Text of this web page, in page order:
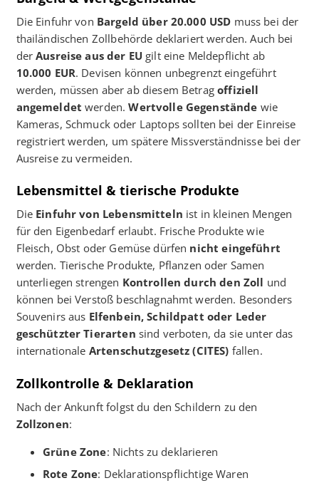
Die Einfuhr von Bargeld über 20.000 USD muss bei der
thailändischen Zollbehörde deklariert werden. Auch bei
derAusreise aus der EU gilt eine Meldepflicht ab
10.000 EUR. Devisen können unbegrenzt eingeführt
werden, müssen aber ab diesem Betragoffiziell
angemeldet werden.Wertvolle Gegenstände wie
Kameras, Schmuck oder Laptops sollten bei der Einreise
registriert werden, um spätere Missverständnisse bei der
Ausreise zu vermeiden.
Lebensmittel & tierische Produkte
Die Einfuhr von Lebensmitteln ist in kleinen Mengen
für den Eigenbedarf erlaubt. Frische Produkte wie
Fleisch, Obst oder Gemüse dürfen nicht eingeführt
werden. Tierische Produkte, Pflanzen oder Samen
unterliegen strengen Kontrollen durch den Zoll und
können bei Verstoß beschlagnahmt werden. Besonders
Souvenirs aus Elfenbein, Schildpatt oder Leder
geschützter Tierarten sind verboten, da sie unter das
internationale Artenschutzgesetz (CITES) fallen.
Zollkontrolle & Deklaration
Nach der Ankunft folgst du den Schildern zu den
Zollzonen:
Grüne Zone: Nichts zu deklarieren
Rote Zone: Deklarationspflichtige Waren